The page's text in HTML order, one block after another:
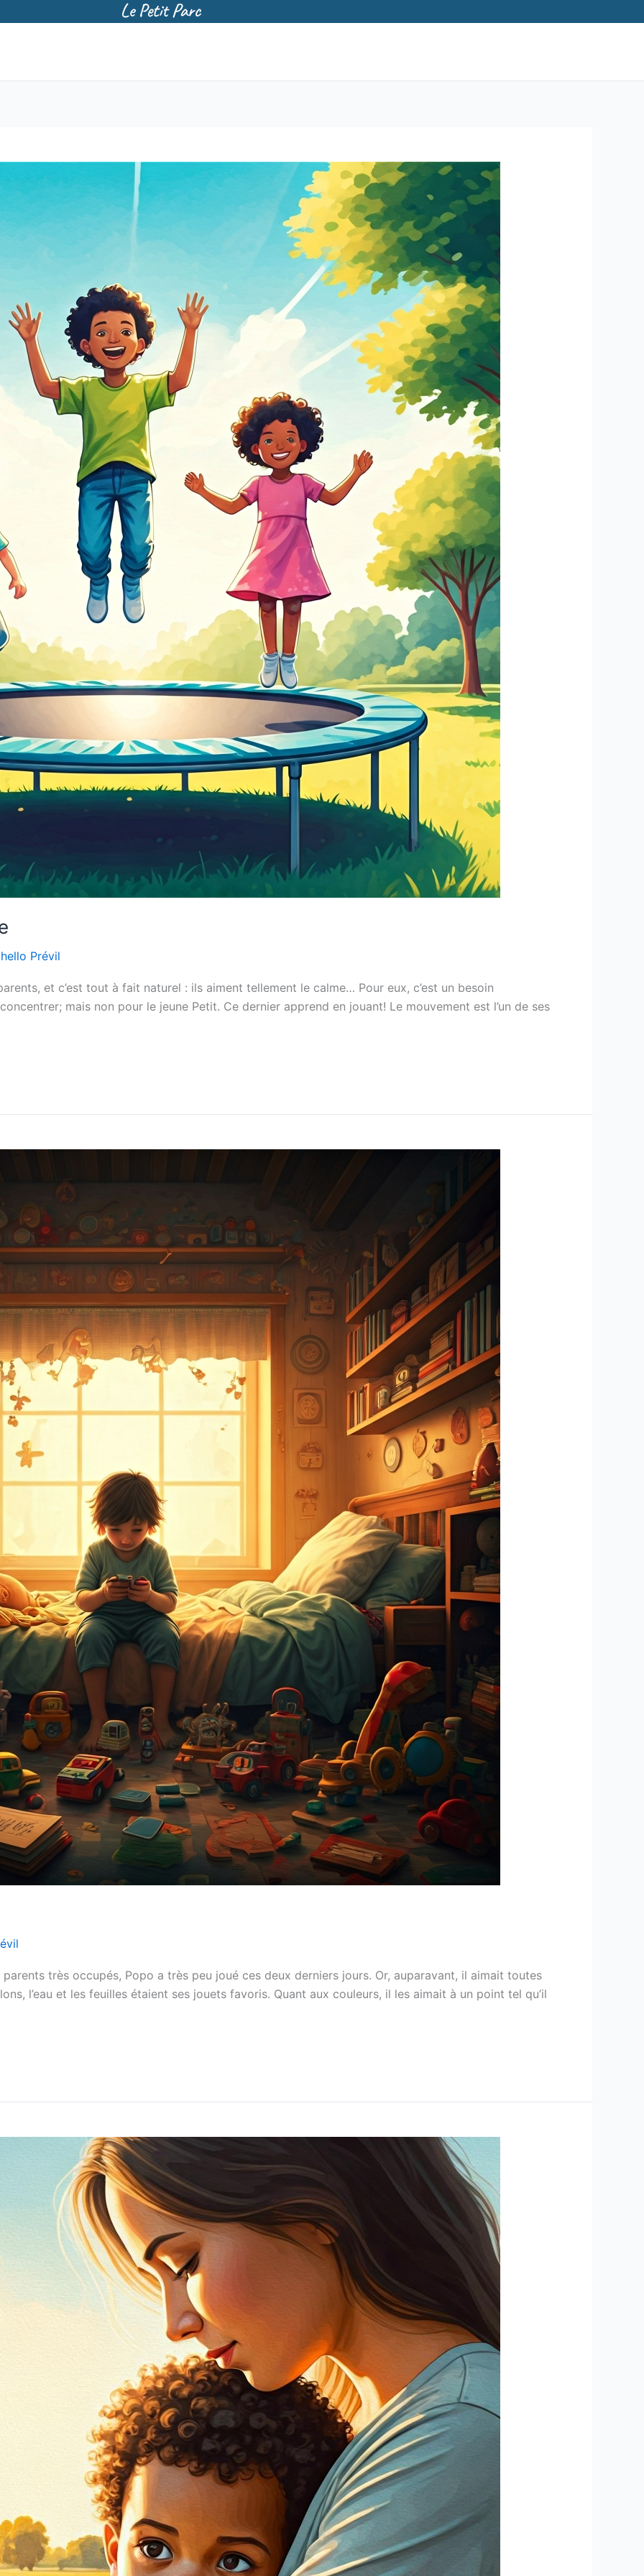
Prévil
et c’est tout à fait naturel : ils aiment tellement le calme… Pour eux, c’est un besoin
mais non pour le jeune Petit. Ce dernier apprend en jouant! Le mouvement est l’un de ses
très occupés, Popo a très peu joué ces deux derniers jours. Or, auparavant, il aimait toutes
l’eau et les feuilles étaient ses jouets favoris. Quant aux couleurs, il les aimait à un point tel qu’il